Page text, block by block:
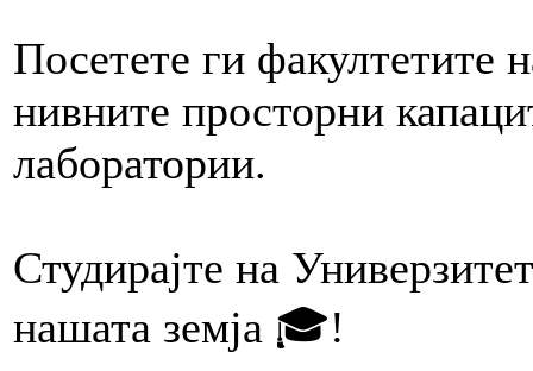
Посетете ги факултетите
нивните просторни
лаборатории.
Студирајте на
нашата земја 🎓!